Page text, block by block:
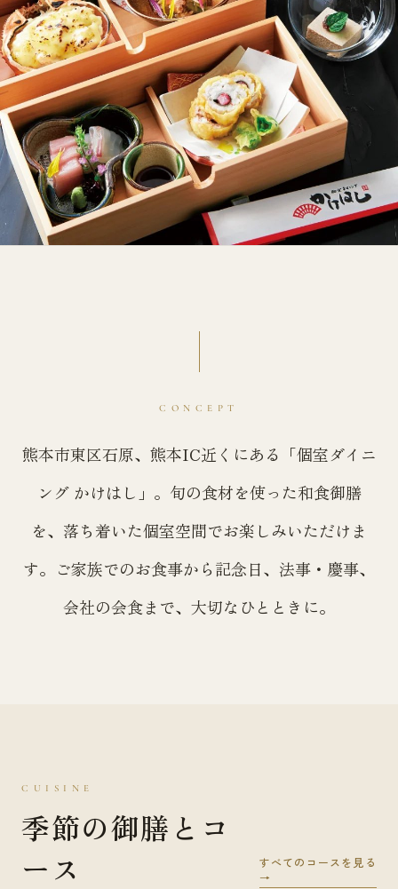
CONCEPT
熊本市東区石原、熊本IC近くにある「個室ダイニ
ング かけはし」。旬の食材を使った和食御膳
を、落ち着いた個室空間でお楽しみいただけま
す。ご家族でのお食事から記念日、法事・慶事、
会社の会食まで、大切なひとときに。
CUISINE
季節の御膳とコ
ース
すべてのコースを見る
→